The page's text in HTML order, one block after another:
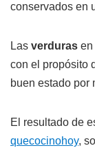
conservados en
Las verduras en
con el propósito
buen estado por
El resultado de
quecocinohoy,